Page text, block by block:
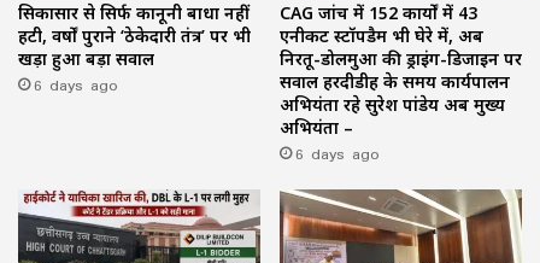
सिकासार से सिर्फ कानूनी बाधा नहीं
हटी, वर्षों पुराने ‘ठेकेदारी तंत्र’ पर भी
खड़ा हुआ बड़ा सवाल
6 days ago
CAG जांच में 152 कार्यों में 43
एनीकट स्टॉपडैम भी घेरे में, अब
निरतू-डोलमुआ की ड्राइंग-डिजाइन पर
सवाल हरदीडीह के समय कार्यपालन
अभियंता रहे सुरेश पांडेय अब मुख्य
अभियंता –
6 days ago